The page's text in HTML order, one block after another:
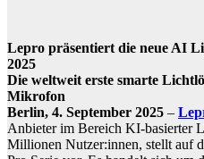
Lepro präsentiert die neue AI
2025
Die weltweit erste smarte
Mikrofon
Berlin, 4. September 2025 –
Anbieter im Bereich KI-basierter
Millionen Nutzer:innen, stellt auf